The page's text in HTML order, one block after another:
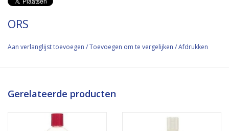
ORS
Aan verlanglijst toevoegen /Toevoegen om te vergelijken /Afdrukken
Gerelateerde producten